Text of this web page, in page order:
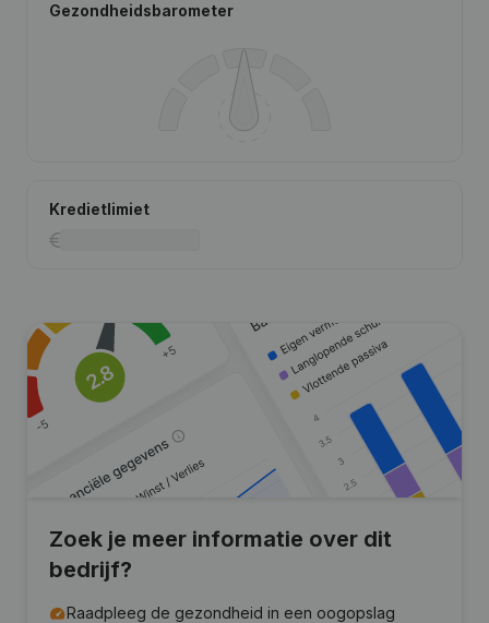
Gezondheidsbarometer
Kredietlimiet
Zoek je meer informatie over dit
bedrijf?
Raadpleeg de gezondheid in een oogopslag